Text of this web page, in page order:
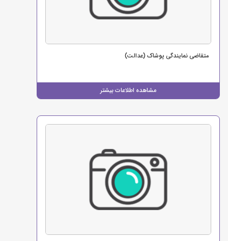
مشاهده اطلاعات بیشتر
متقاضی نمایندگی پوشاک (عدالت)